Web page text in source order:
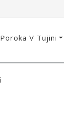
Poroka V Tujini